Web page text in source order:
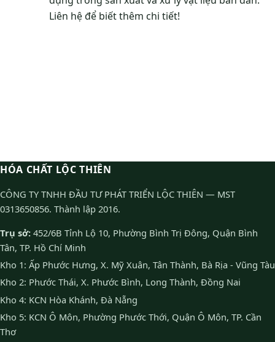
Liên hệ để biết thêm chi tiết!
HÓA CHẤT LỘC THIÊN
CÔNG TY TNHH ĐẦU TƯ PHÁT TRIỂN LỘC THIÊN — MST
0313650856. Thành lập 2016.
Trụ sở: 452/6B Tỉnh Lộ 10, Phường Bình Trị Đông, Quận Bình
Tân, TP. Hồ Chí Minh
Kho 1: Ấp Phước Hưng, X. Mỹ Xuân, Tân Thành, Bà Rịa - Vũng Tàu
Kho 2: Phước Thái, X. Phước Bình, Long Thành, Đồng Nai
Kho 4: KCN Hòa Khánh, Đà Nẵng
Kho 5: KCN Ô Môn, Phường Phước Thới, Quận Ô Môn, TP. Cần
Thơ